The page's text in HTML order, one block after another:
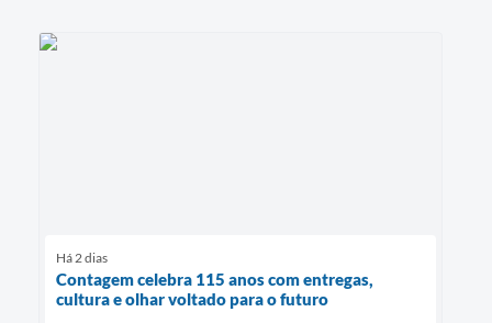
Há 2 dias
Contagem celebra 115 anos com entregas,
cultura e olhar voltado para o futuro